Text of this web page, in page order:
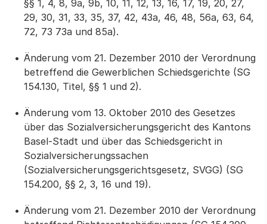
§§ 1, 4, 8, 9a, 9b, 10, 11, 12, 13, 16, 17, 19, 20, 27,
29, 30, 31, 33, 35, 37, 42, 43a, 46, 48, 56a, 63, 64,
72, 73 73a und 85a).
Änderung vom 21. Dezember 2010 der Verordnung
betreffend die Gewerblichen Schiedsgerichte (SG
154.130, Titel, §§ 1 und 2).
Änderung vom 13. Oktober 2010 des Gesetzes
über das Sozialversicherungsgericht des Kantons
Basel-Stadt und über das Schiedsgericht in
Sozialversicherungssachen
(Sozialversicherungsgerichtsgesetz, SVGG) (SG
154.200, §§ 2, 3, 16 und 19).
Änderung vom 21. Dezember 2010 der Verordnung